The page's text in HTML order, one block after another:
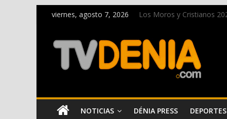
viernes, agosto 7, 2026
Los Moros y Cristianos
Paco Adsuar dona al
La Entraeta Festera llena
El XII Festival de Jazz de
NOTICIAS DÉNIA PRESS DEPORTES